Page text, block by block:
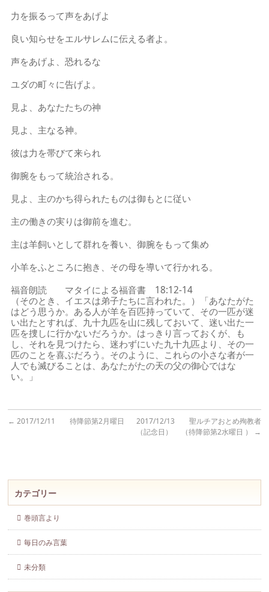
力を振るって声をあげよ
良い知らせをエルサレムに伝える者よ。
声をあげよ、恐れるな
ユダの町々に告げよ。
見よ、あなたたちの神
見よ、主なる神。
彼は力を帯びて来られ
御腕をもって統治される。
見よ、主のかち得られたものは御もとに従い
主の働きの実りは御前を進む。
主は羊飼いとして群れを養い、御腕をもって集め
小羊をふところに抱き、その母を導いて行かれる。
福音朗読 マタイによる福音書 18:12-14
（そのとき、イエスは弟子たちに言われた。）「あなたがた
はどう思うか。ある人が羊を百匹持っていて、その一匹が迷
い出たとすれば、九十九匹を山に残しておいて、迷い出た一
匹を捜しに行かないだろうか。はっきり言っておくが、も
し、それを見つけたら、迷わずにいた九十九匹より、その一
匹のことを喜ぶだろう。そのように、これらの小さな者が一
人でも滅びることは、あなたがたの天の父の御心ではな
い。」
← 2017/12/11 待降節第2月曜日
2017/12/13 聖ルチアおとめ殉教者
（記念日） （待降節第2水曜日 ）
→
カテゴリー
巻頭言より
毎日のみ言葉
未分類